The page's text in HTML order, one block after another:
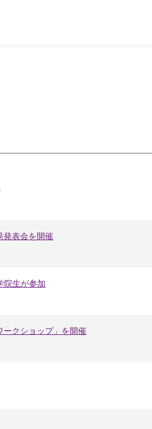
発表会を開催
院生が参加
ークショップ」を開催